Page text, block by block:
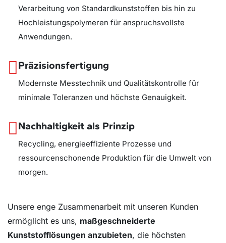
Verarbeitung von Standardkunststoffen bis hin zu
Hochleistungspolymeren für anspruchsvollste
Anwendungen.
Präzisionsfertigung
Modernste Messtechnik und Qualitätskontrolle für
minimale Toleranzen und höchste Genauigkeit.
Nachhaltigkeit als Prinzip
Recycling, energieeffiziente Prozesse und
ressourcenschonende Produktion für die Umwelt von
morgen.
Unsere enge Zusammenarbeit mit unseren Kunden
ermöglicht es uns, maßgeschneiderte
Kunststofflösungen anzubieten, die höchsten